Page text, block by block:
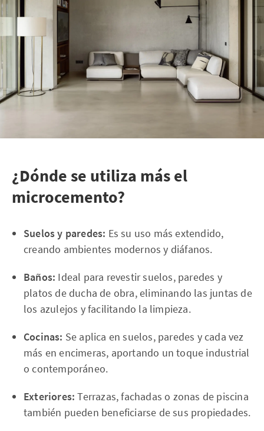
¿Dónde se utiliza más el
microcemento?
Suelos y paredes: Es su uso más extendido,
creando ambientes modernos y diáfanos.
Baños: Ideal para revestir suelos, paredes y
platos de ducha de obra, eliminando las juntas de
los azulejos y facilitando la limpieza.
Cocinas: Se aplica en suelos, paredes y cada vez
más en encimeras, aportando un toque industrial
o contemporáneo.
Exteriores: Terrazas, fachadas o zonas de piscina
también pueden beneficiarse de sus propiedades.